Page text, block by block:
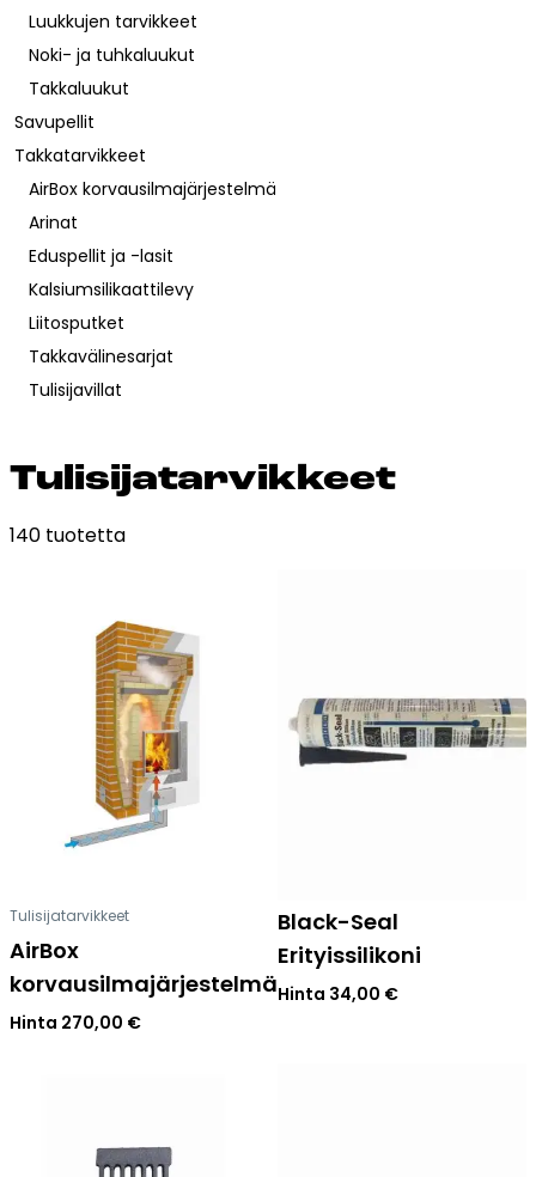
Esitteet, hinnastot ja ohjeet
Tiileri lasku
Kotikäynti
Tiilet ja tiililaatat
Julkisivutiilet
Tiililaatat
Aukonylitysratkaisut ja
Tiilimuurauskannakejärjestelmät
Kohdegalleria
Vastuullisuus
Kamiinat ja kevyet tulisijat
Grillit ja pihakeittiöt
Laastit
Kiukaat ja kiuaskivet
Outlet
Käyttöehdot
Yhteystiedot
Tu­li­si­ja­tar­vik­keet
Luukkujen tarvikkeet
Noki- ja tuhkaluukut
Takkaluukut
Savupellit
Takkatarvikkeet
AirBox korvausilmajärjestelmä
Arinat
Eduspellit ja -lasit
Kalsiumsilikaattilevy
Liitosputket
Takkavälinesarjat
Tulisijavillat
140 tuotetta
Tulisijatarvikkeet
AirBox
korvausilmajärjestelmä
Hinta 270,00 €
Black-Seal
Erityissilikoni
Hinta 34,00 €